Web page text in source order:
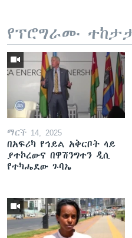
የፕሮግራሙ
ማርች 14, 2025
በአፍሪካ የኅይል አቅርቦት ላይ
ያተኮረውና በዋሽንግተን ዲሲ
የተካሔደው ጉባኤ